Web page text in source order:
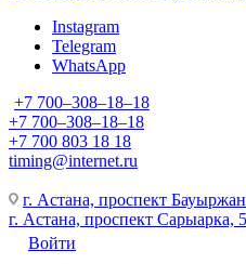
Instagram
Telegram
WhatsApp
+7 700‒308‒18‒18
+7 700‒308‒18‒18
+7 700 803 18 18
timing@internet.ru
г. Астана, проспект
г. Астана, проспект Сарыарка, 5
Войти